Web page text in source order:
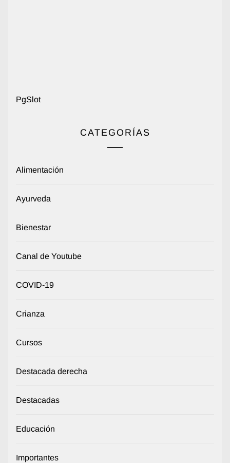
PgSlot
CATEGORÍAS
Alimentación
Ayurveda
Bienestar
Canal de Youtube
COVID-19
Crianza
Cursos
Destacada derecha
Destacadas
Educación
Importantes